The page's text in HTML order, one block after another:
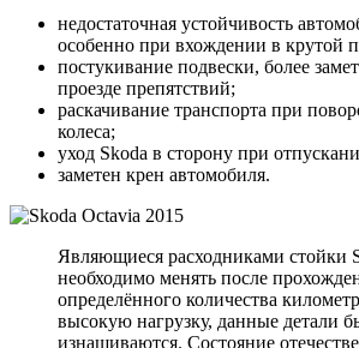
недостаточная устойчивость
особенно при вхождении в крутой
постукивание подвески, более
проезде препятствий;
раскачивание транспорта при
колеса;
уход Skoda в сторону при
заметен крен автомобиля.
Являющиеся расходниками стойки
необходимо менять после
определённого количества
высокую нагрузку, данные детали
изнашиваются. Состояние